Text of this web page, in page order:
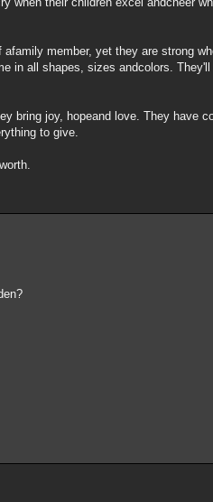
member, yet they are strong
in all shapes, sizes andcolors.
bring joy, hopeand love. They have
to give.